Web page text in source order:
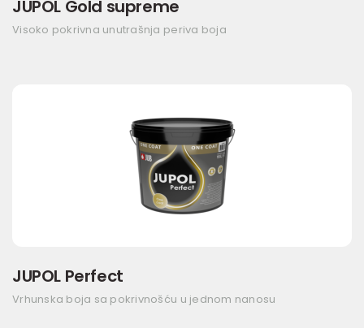
JUPOL Gold supreme
Visoko pokrivna unutrašnja periva boja
JUPOL Perfect
Vrhunska boja sa pokrivnošću u jednom nanosu